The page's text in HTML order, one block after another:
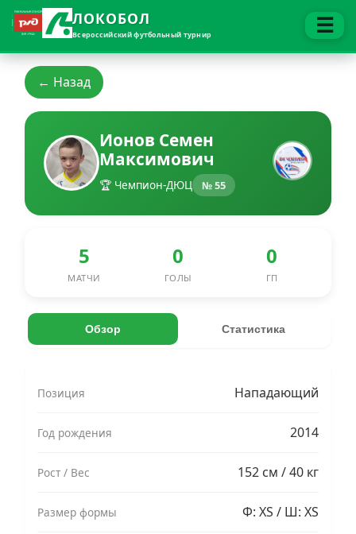
ЛОКОБОЛ
Всероссийский футбольный турнир ☰
← Назад
Ионов Семен
Максимович
🏆 Чемпион-ДЮЦ № 55
5
МАТЧИ
0
ГОЛЫ
0
ГП
Обзор Статистика
Позиция Нападающий
Год рождения 2014
Рост / Вес 152 см / 40 кг
Размер формы Ф: XS / Ш: XS